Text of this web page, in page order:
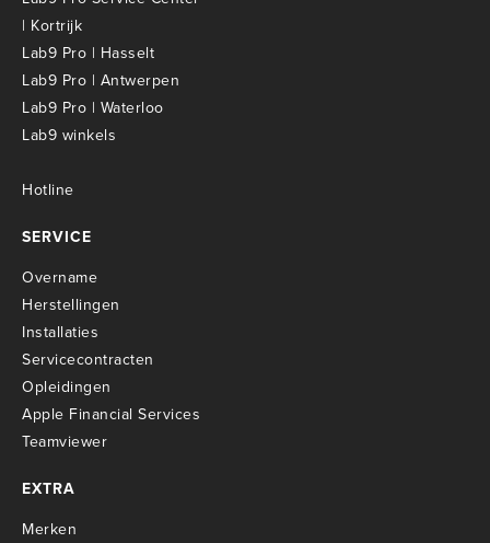
| Kortrijk
Lab9 Pro | Hasselt
Lab9 Pro | Antwerpen
Lab9 Pro | Waterloo
Lab9 winkels
Hotline
SERVICE
Overname
Herstellingen
Installaties
Servicecontracten
Opleidingen
Apple Financial Services
Teamviewer
EXTRA
Merken